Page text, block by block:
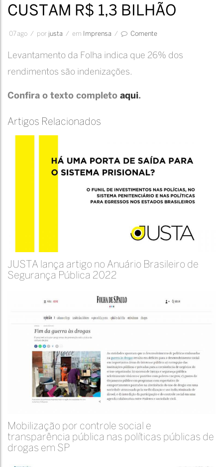
CUSTAM R$ 1,3 BILHÃO
07ago / por Justa / em Imprensa / Comente
Levantamento da Folha indica que 26% dos
rendimentos são indenizações.
Confira o texto completo aqui.
Artigos Relacionados
JUSTA lança artigo no Anuário Brasileiro de
Segurança Pública 2022
Mobilização por controle social e
transparência pública nas políticas públicas de
drogas em SP